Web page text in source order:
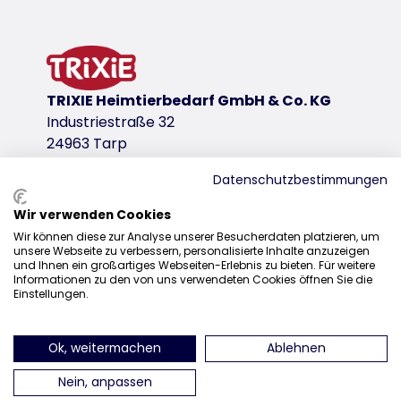
product variant: unique product number
for item
13106TRIXIE Heimtierbedarf GmbH & Co. KG
Industriestraße 32
24963 Tarp
Sales
0207 1542940
sales@trixieuk.uk
find us on Instagram
find us on Facebook
find us on Pinterest
find us on
Datenschutzbestimmungen
Wir verwenden Cookies
Wir können diese zur Analyse unserer Besucherdaten platzieren, um
unsere Webseite zu verbessern, personalisierte Inhalte anzuzeigen
und Ihnen ein großartiges Webseiten-Erlebnis zu bieten. Für weitere
Informationen zu den von uns verwendeten Cookies öffnen Sie die
Einstellungen.
Ok, weitermachen
Ablehnen
Nein, anpassen